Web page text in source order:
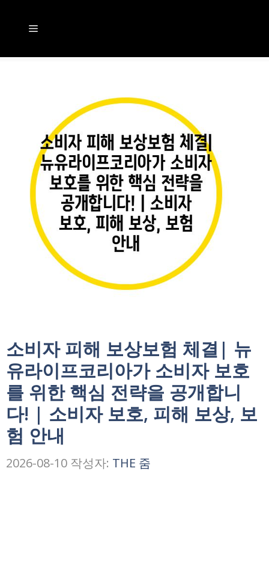
메
뉴
소비자 피해 보상보험 체결| 뉴
유라이프코리아가 소비자 보호
를 위한 핵심 전략을 공개합니
다! | 소비자 보호, 피해 보상, 보
험 안내
2026-08-10 작성자: THE 줌